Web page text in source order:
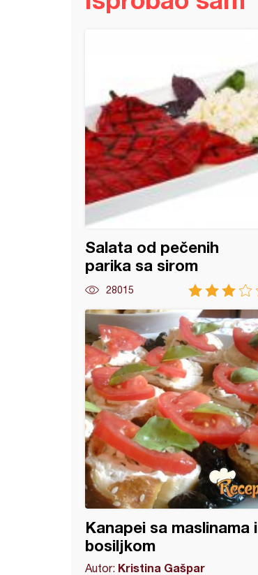
Salata od pečenih
parika sa sirom
28015
Kanapei sa maslinama i
bosiljkom
Autor: Kristina Gašpar
u pikantnom sosu